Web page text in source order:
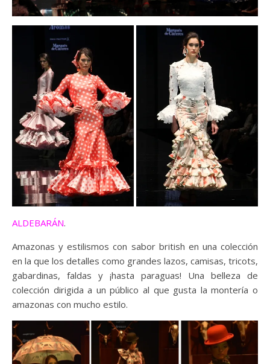
ALDEBARÁN.
Amazonas y estilismos con sabor british en una colección
en la que los detalles como grandes lazos, camisas, tricots,
gabardinas, faldas y ¡hasta paraguas! Una belleza de
colección dirigida a un público al que gusta la montería o
amazonas con mucho estilo.